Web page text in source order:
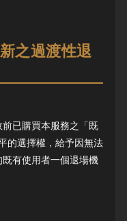
之過渡性退
已購買本服務之「既
的選擇權，給予因無法
有使用者一個退場機